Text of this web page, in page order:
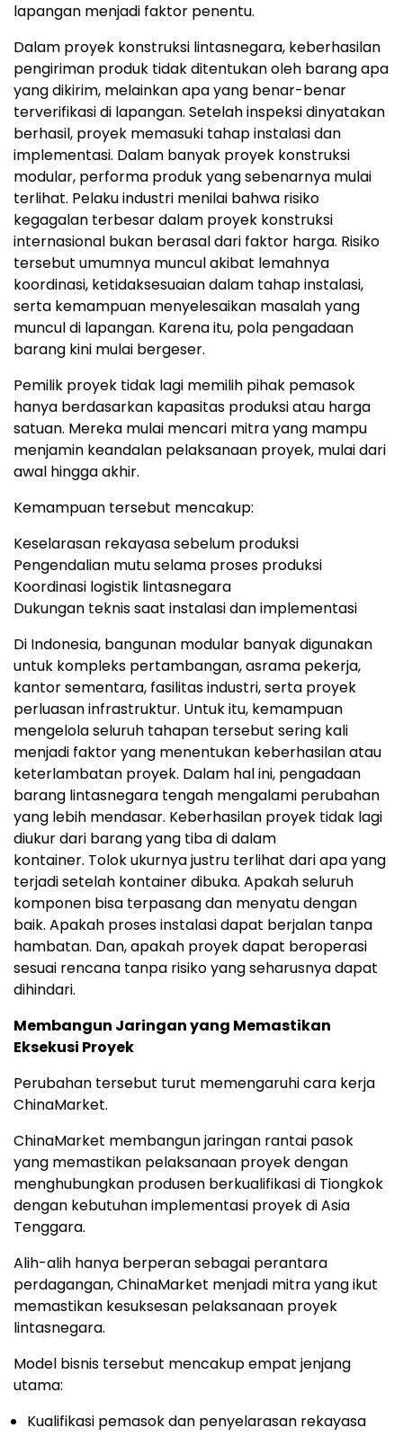
lapangan menjadi faktor penentu.
Dalam proyek konstruksi lintasnegara, keberhasilan
pengiriman produk tidak ditentukan oleh barang apa
yang dikirim, melainkan apa yang benar-benar
terverifikasi di lapangan. Setelah inspeksi dinyatakan
berhasil, proyek memasuki tahap instalasi dan
implementasi. Dalam banyak proyek konstruksi
modular, performa produk yang sebenarnya mulai
terlihat. Pelaku industri menilai bahwa risiko
kegagalan terbesar dalam proyek konstruksi
internasional bukan berasal dari faktor harga. Risiko
tersebut umumnya muncul akibat lemahnya
koordinasi, ketidaksesuaian dalam tahap instalasi,
serta kemampuan menyelesaikan masalah yang
muncul di lapangan. Karena itu, pola pengadaan
barang kini mulai bergeser.
Pemilik proyek tidak lagi memilih pihak pemasok
hanya berdasarkan kapasitas produksi atau harga
satuan. Mereka mulai mencari mitra yang mampu
menjamin keandalan pelaksanaan proyek, mulai dari
awal hingga akhir.
Kemampuan tersebut mencakup:
Keselarasan rekayasa sebelum produksi
Pengendalian mutu selama proses produksi
Koordinasi logistik lintasnegara
Dukungan teknis saat instalasi dan implementasi
Di Indonesia, bangunan modular banyak digunakan
untuk kompleks pertambangan, asrama pekerja,
kantor sementara, fasilitas industri, serta proyek
perluasan infrastruktur. Untuk itu, kemampuan
mengelola seluruh tahapan tersebut sering kali
menjadi faktor yang menentukan keberhasilan atau
keterlambatan proyek. Dalam hal ini, pengadaan
barang lintasnegara tengah mengalami perubahan
yang lebih mendasar. Keberhasilan proyek tidak lagi
diukur dari barang yang tiba di dalam
kontainer. Tolok ukurnya justru terlihat dari apa yang
terjadi setelah kontainer dibuka. Apakah seluruh
komponen bisa terpasang dan menyatu dengan
baik. Apakah proses instalasi dapat berjalan tanpa
hambatan. Dan, apakah proyek dapat beroperasi
sesuai rencana tanpa risiko yang seharusnya dapat
dihindari.
Membangun Jaringan yang Memastikan
Eksekusi Proyek
Perubahan tersebut turut memengaruhi cara kerja
ChinaMarket.
ChinaMarket membangun jaringan rantai pasok
yang memastikan pelaksanaan proyek dengan
menghubungkan produsen berkualifikasi di Tiongkok
dengan kebutuhan implementasi proyek di Asia
Tenggara.
Alih-alih hanya berperan sebagai perantara
perdagangan, ChinaMarket menjadi mitra yang ikut
memastikan kesuksesan pelaksanaan proyek
lintasnegara.
Model bisnis tersebut mencakup empat jenjang
utama:
Kualifikasi pemasok dan penyelarasan rekayasa